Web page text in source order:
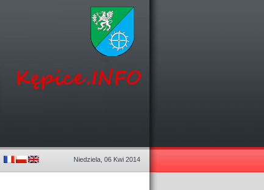
Niedziela, 06 Kwi 2014